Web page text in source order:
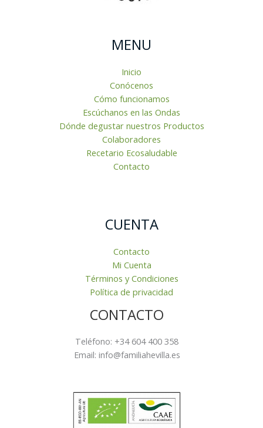
MENU
Inicio
Conócenos
Cómo funcionamos
Escúchanos en las Ondas
Dónde degustar nuestros Productos
Colaboradores
Recetario Ecosaludable
Contacto
CUENTA
Contacto
Mi Cuenta
Términos y Condiciones
Política de privacidad
CONTACTO
Teléfono: +34 604 400 358
Email: info@familiahevilla.es